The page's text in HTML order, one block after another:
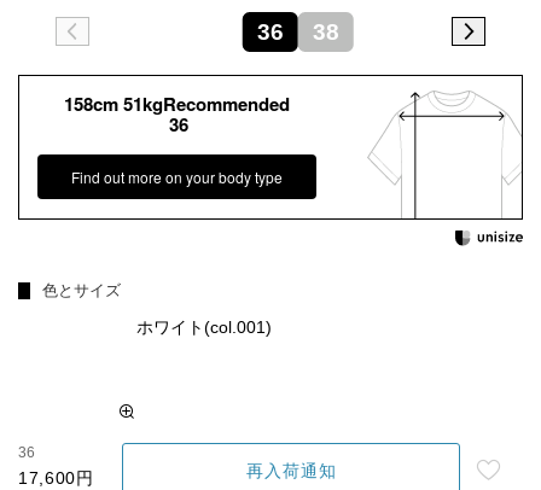
36 38
158cm 51kgRecommended
36
Find out more on your body type
色とサイズ
ホワイト(col.001)
36
17,600円 再入荷通知